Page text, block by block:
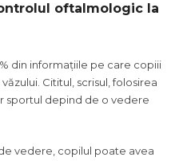
oftalmologic la
din informațiile pe care copiii
Cititul, scrisul, folosirea
sportul depind de o vedere
vedere, copilul poate avea